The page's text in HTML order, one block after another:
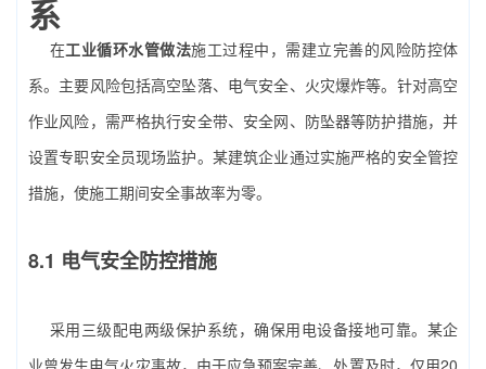
系
在工业循环水管做法施工过程中，需建立完善的风险防控体
系。主要风险包括高空坠落、电气安全、火灾爆炸等。针对高空
作业风险，需严格执行安全带、安全网、防坠器等防护措施，并
设置专职安全员现场监护。某建筑企业通过实施严格的安全管控
措施，使施工期间安全事故率为零。
8.1 电气安全防控措施
采用三级配电两级保护系统，确保用电设备接地可靠。某企
业曾发生电气火灾事故，由于应急预案完善、处置及时，仅用20